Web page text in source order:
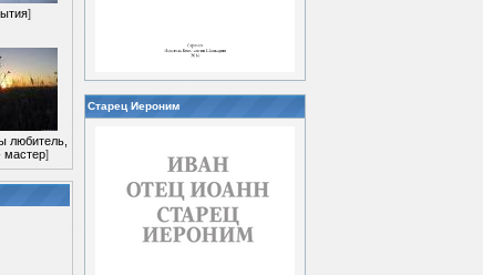
]
любитель,
мастер]
Старец Иероним